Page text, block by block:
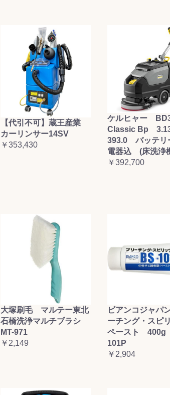
【代引不可】蔵王産業
カーリンサー14SV
￥353,430
ケルヒャー
Classic Bp
393.0 バッテリ
電器込 (床洗浄
￥392,700
大塚刷毛 マルテー東北
石橋洗浄マルチブラシ
MT-971
￥2,149
ビアンコジャパ
ーチング・スピ
ペースト
101P
￥2,904